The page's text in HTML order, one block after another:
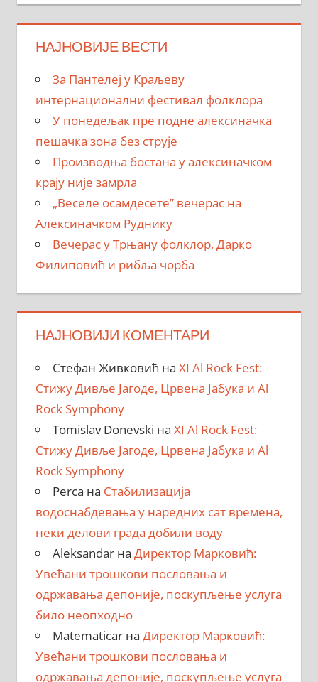
НАЈНОВИЈЕ ВЕСТИ
За Пантелеј у Краљеву
интернационални фестивал фолклора
У понедељак пре подне алексиначка
пешачка зона без струје
Производња бостана у алексиначком
крају није замрла
„Веселе осамдесете” вечерас на
Алексиначком Руднику
Вечерас у Трњану фолклор, Дарко
Филиповић и рибља чорба
НАЈНОВИЈИ КОМЕНТАРИ
Стефан Живковић на XI Al Rock Fest:
Стижу Дивље Јагоде, Црвена Јабука и Al
Rock Symphony
Tomislav Donevski на XI Al Rock Fest:
Стижу Дивље Јагоде, Црвена Јабука и Al
Rock Symphony
Perca на Стабилизација
водоснабдевања у наредних сат времена,
неки делови града добили воду
Aleksandarна Директор Марковић:
Увећани трошкови пословања и
одржавања депоније, поскупљење услуга
било неопходно
Matematicarна Директор Марковић:
Увећани трошкови пословања и
одржавања депоније, поскупљење услуга